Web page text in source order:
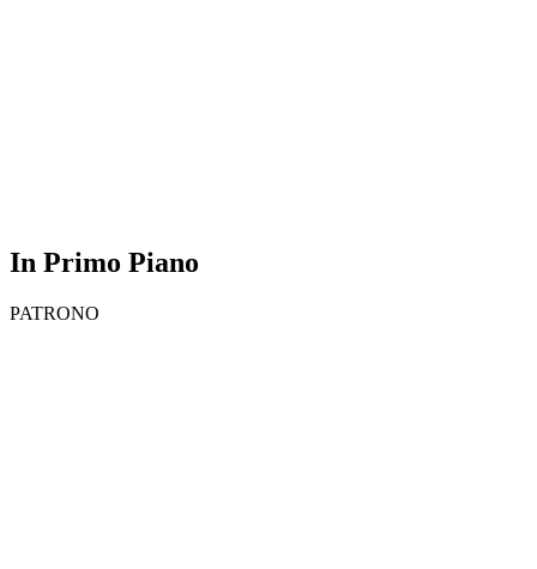
In Primo Piano
PATRONO